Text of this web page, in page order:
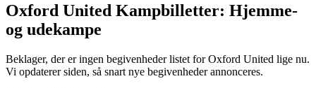
Oxford United Kampbilletter: Hjemme-
og udekampe
Beklager, der er ingen begivenheder listet for Oxford United lige nu.
Vi opdaterer siden, så snart nye begivenheder annonceres.